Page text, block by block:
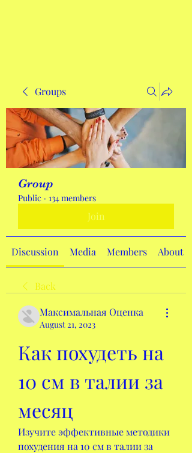
Groups
Group
Public · 134 members
Join
Discussion Media Members About
Back
Максимальная Оценка
August 21, 2023
Как похудеть на
10 см в талии за
месяц
Изучите эффективные методики
похудения на 10 см в талии за